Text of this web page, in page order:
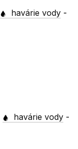
havárie vody -
havárie vody -